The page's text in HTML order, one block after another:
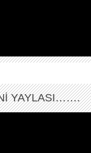
YAYLASI…….